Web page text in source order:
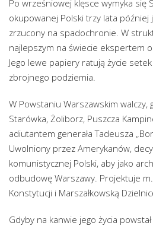
Po wrześniowej klęsce wymyka się
okupowanej Polski trzy lata później
zrzucony na spadochronie. W
najlepszym na świecie ekspertem
Jego lewe papiery ratują życie
zbrojnego podziemia.
W Powstaniu Warszawskim walczy,
Starówka, Żoliborz, Puszcza
adiutantem generała Tadeusza
Uwolniony przez Amerykanów,
komunistycznej Polski, aby jako
odbudowę Warszawy. Projektuje
Konstytucji i Marszałkowską
Gdyby na kanwie jego życia